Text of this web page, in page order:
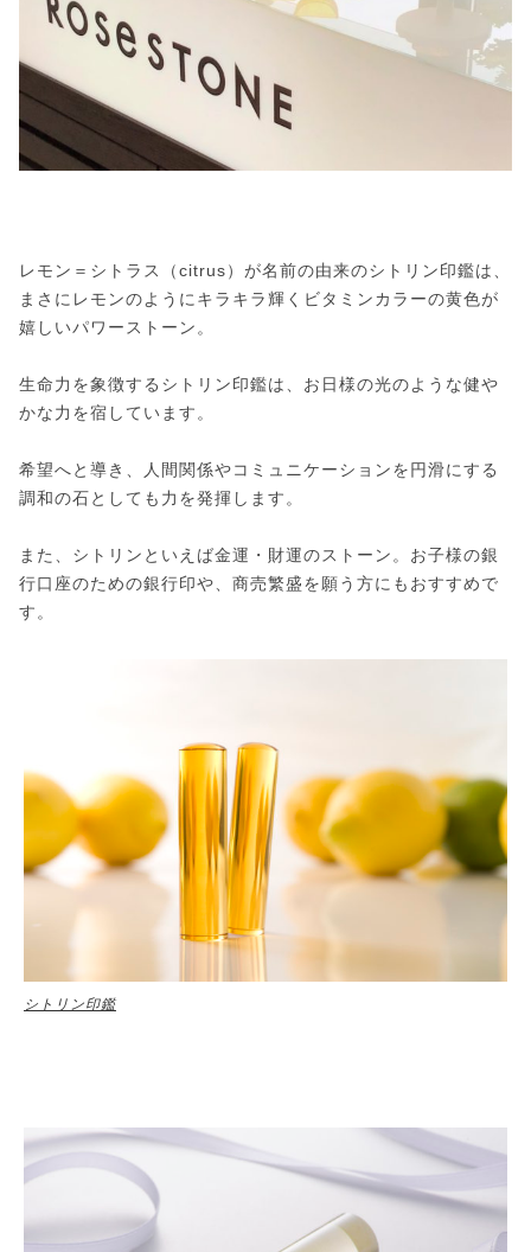
レモン＝シトラス（citrus）が名前の由来のシトリン印鑑は、
まさにレモンのようにキラキラ輝くビタミンカラーの黄色が
嬉しいパワーストーン。
生命力を象徴するシトリン印鑑は、お日様の光のような健や
かな力を宿しています。
希望へと導き、人間関係やコミュニケーションを円滑にする
調和の石としても力を発揮します。
また、シトリンといえば金運・財運のストーン。お子様の銀
行口座のための銀行印や、商売繁盛を願う方にもおすすめで
す。
シトリン印鑑